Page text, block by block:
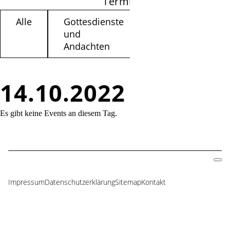
14.10.2022
Alle
Gottesdienste
und
Andachten
Es gibt keine Events an diesem Tag.
Navigation
ImpressumDatenschutzerklärungSitemapKontakt